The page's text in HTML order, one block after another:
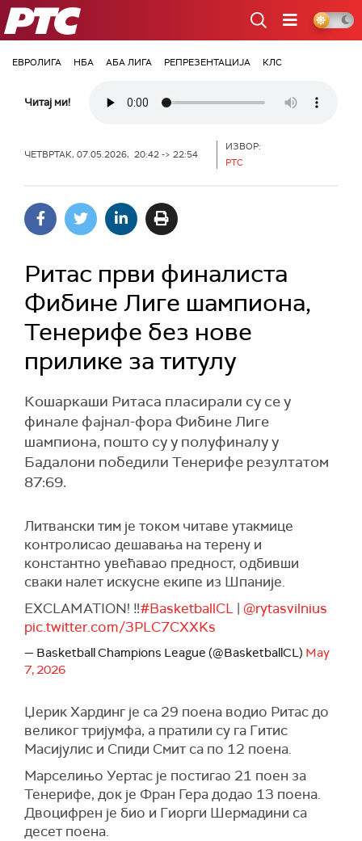
РТС
ЕВРОЛИГА НБА АБА ЛИГА РЕПРЕЗЕНТАЦИЈА КЛС
Читај ми!
ЧЕТВРТАК, 07.05.2026, 20:42 -> 22:54
ИЗВОР:
РТС
Ритас први финалиста
Фибине Лиге шампиона,
Тенерифе без нове
прилике за титулу
Кошаркаши Ритаса пласирали су се у
финале фајнал-фора Фибине Лиге
шампиона, пошто су у полуфиналу у
Бадалони победили Тенерифе резултатом
87:69.
Литвански тим је током читаве утакмице
контролисао дешавања на терену и
константно увећавао предност, одбивши
сваки налет искусне екипе из Шпаније.
EXCLAMATION! ‼️#BasketballCL | @rytasvilnius
pic.twitter.com/3PLC7CXXKs
— Basketball Champions League (@BasketballCL) May
7, 2026
Џерик Хардинг је са 29 поена водио Ритас до
великог тријумфа, а пратили су га Гитис
Масијулис и Спиди Смит са по 12 поена.
Марселињо Уертас је постигао 21 поен за
Тенерифе, док је Фран Гера додао 13 поена.
Двоцифрен је био и Гиорги Шермадини са
десет поена.